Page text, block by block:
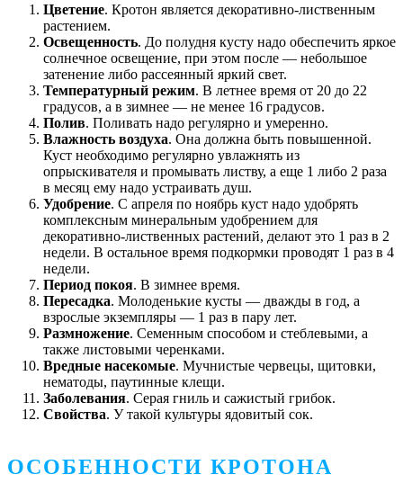
Цветение. Кротон является декоративно-лиственным
растением.
Освещенность. До полудня кусту надо обеспечить яркое
солнечное освещение, при этом после ― небольшое
затенение либо рассеянный яркий свет.
Температурный режим. В летнее время от 20 до 22
градусов, а в зимнее ― не менее 16 градусов.
Полив. Поливать надо регулярно и умеренно.
Влажность воздуха. Она должна быть повышенной.
Куст необходимо регулярно увлажнять из
опрыскивателя и промывать листву, а еще 1 либо 2 раза
в месяц ему надо устраивать душ.
Удобрение. С апреля по ноябрь куст надо удобрять
комплексным минеральным удобрением для
декоративно-лиственных растений, делают это 1 раз в 2
недели. В остальное время подкормки проводят 1 раз в 4
недели.
Период покоя. В зимнее время.
Пересадка. Молоденькие кусты ― дважды в год, а
взрослые экземпляры ― 1 раз в пару лет.
Размножение. Семенным способом и стеблевыми, а
также листовыми черенками.
Вредные насекомые. Мучнистые червецы, щитовки,
нематоды, паутинные клещи.
Заболевания. Серая гниль и сажистый грибок.
Свойства. У такой культуры ядовитый сок.
ОСОБЕННОСТИ КРОТОНА